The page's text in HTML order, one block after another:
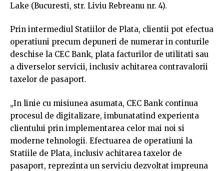
Lake (Bucuresti, str. Liviu Rebreanu nr. 4).
Prin intermediul Statiilor de Plata, clientii pot efectua
operatiuni precum depuneri de numerar in conturile
deschise la CEC Bank, plata facturilor de utilitati sau
a diverselor servicii, inclusiv achitarea contravalorii
taxelor de pasaport.
„In linie cu misiunea asumata, CEC Bank continua
procesul de digitalizare, imbunatatind experienta
clientului prin implementarea celor mai noi si
moderne tehnologii. Efectuarea de operatiuni la
Statiile de Plata, inclusiv achitarea taxelor de
pasaport, reprezinta un serviciu dezvoltat impreuna